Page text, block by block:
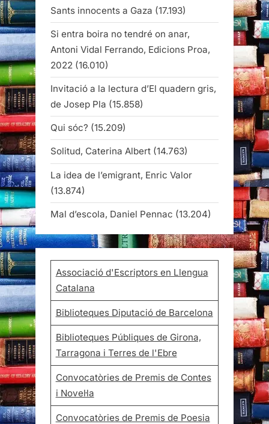
Sants innocents a Gaza (17.193)
Si entra boira no tendré on anar,
Antoni Vidal Ferrando, Edicions Proa,
2022 (16.010)
Invitació a la lectura d’El quadern gris,
de Josep Pla (15.858)
Qui sóc? (15.209)
Solitud, Caterina Albert (14.763)
La idea de l’emigrant, Enric Valor
(13.874)
Mal d’escola, Daniel Pennac (13.204)
Associació d'Escriptors en Llengua
Catalana
Biblioteques Diputació de Barcelona
Biblioteques Públiques de Girona,
Tarragona i Terres de l'Ebre
Convocatòries de Premis de Contes
i Novel·la
Convocatòries de Premis de Poesia